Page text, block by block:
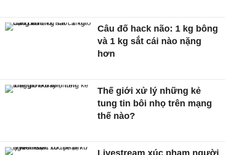
Câu đố hack não: 1 kg bông
và 1 kg sắt cái nào nặng
hơn
Thế giới xử lý những kẻ
tung tin bôi nhọ trên mạng
thế nào?
Livestream xúc phạm người